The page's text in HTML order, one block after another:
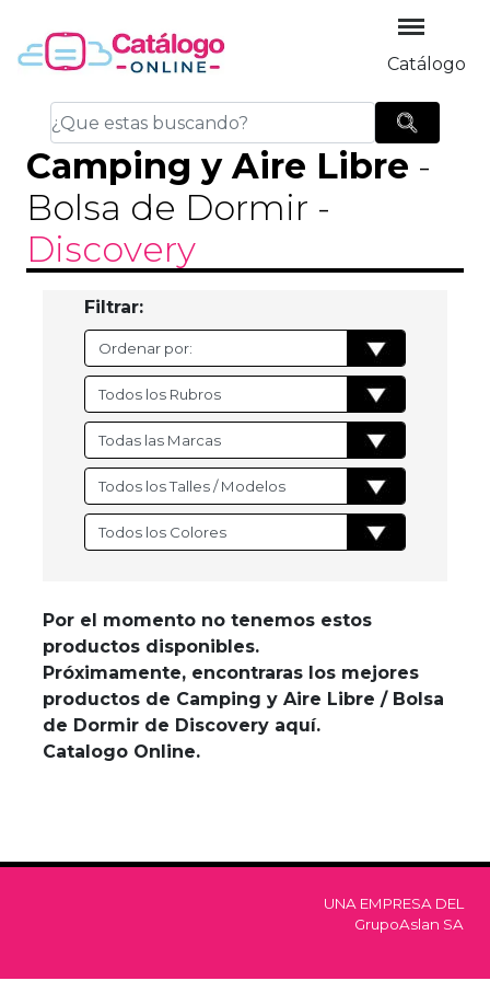
Catálogo
Camping y Aire Libre -
Bolsa de Dormir -
Discovery
Filtrar:
Por el momento no tenemos estos
productos disponibles.
Próximamente, encontraras los mejores
productos de Camping y Aire Libre / Bolsa
de Dormir de Discovery aquí.
Catalogo Online.
UNA EMPRESA DEL
GrupoAslan SA